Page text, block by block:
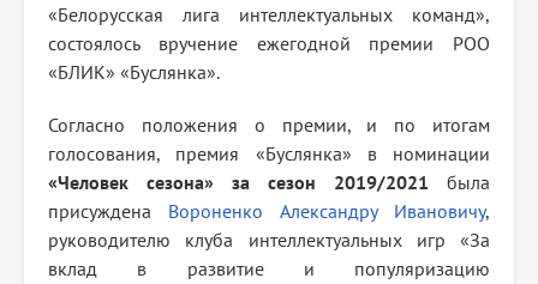
«Белорусская лига интеллектуальных команд»,
состоялось вручение ежегодной премии РОО
«БЛИК» «Буслянка».
Согласно положения о премии, и по итогам
голосования, премия «Буслянка» в номинации
«Человек сезона» за сезон 2019/2021 была
присуждена Вороненко Александру Ивановичу,
руководителю клуба интеллектуальных игр «За
вклад в развитие и популяризацию